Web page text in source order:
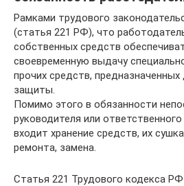
Рамками трудового
(статья 221 РФ), что
собственных средств
своевременную выдачу
прочих средств,
защиты.
Помимо этого в обязанности
руководителя или
входит хранение средств, их
ремонта, замена.
Статья 221 Трудового кодекса РФ